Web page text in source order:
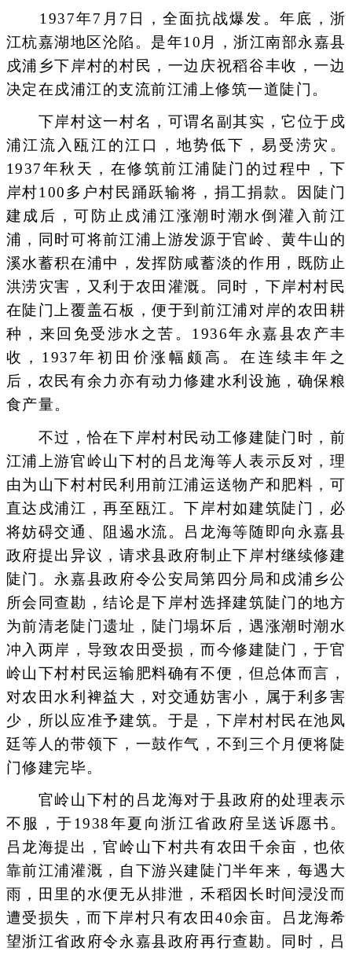
1937年7月7日，全面抗战爆发。年底，浙
江杭嘉湖地区沦陷。是年10月，浙江南部永嘉县
戍浦乡下岸村的村民，一边庆祝稻谷丰收，一边
决定在戍浦江的支流前江浦上修筑一道陡门。
下岸村这一村名，可谓名副其实，它位于戍
浦江流入瓯江的江口，地势低下，易受涝灾。
1937年秋天，在修筑前江浦陡门的过程中，下
岸村100多户村民踊跃输将，捐工捐款。因陡门
建成后，可防止戍浦江涨潮时潮水倒灌入前江
浦，同时可将前江浦上游发源于官岭、黄牛山的
溪水蓄积在浦中，发挥防咸蓄淡的作用，既防止
洪涝灾害，又利于农田灌溉。同时，下岸村村民
在陡门上覆盖石板，便于到前江浦对岸的农田耕
种，来回免受涉水之苦。1936年永嘉县农产丰
收，1937年初田价涨幅颇高。在连续丰年之
后，农民有余力亦有动力修建水利设施，确保粮
食产量。
不过，恰在下岸村村民动工修建陡门时，前
江浦上游官岭山下村的吕龙海等人表示反对，理
由为山下村村民利用前江浦运送物产和肥料，可
直达戍浦江，再至瓯江。下岸村如建筑陡门，必
将妨碍交通、阻遏水流。吕龙海等随即向永嘉县
政府提出异议，请求县政府制止下岸村继续修建
陡门。永嘉县政府令公安局第四分局和戍浦乡公
所会同查勘，结论是下岸村选择建筑陡门的地方
为前清老陡门遗址，陡门塌坏后，遇涨潮时潮水
冲入两岸，导致农田受损，而今修建陡门，于官
岭山下村村民运输肥料确有不便，但总体而言，
对农田水利裨益大，对交通妨害小，属于利多害
少，所以应准予建筑。于是，下岸村村民在池凤
廷等人的带领下，一鼓作气，不到三个月便将陡
门修建完毕。
官岭山下村的吕龙海对于县政府的处理表示
不服，于1938年夏向浙江省政府呈送诉愿书。
吕龙海提出，官岭山下村共有农田千余亩，也依
靠前江浦灌溉，自下游兴建陡门半年来，每遇大
雨，田里的水便无从排泄，禾稻因长时间浸没而
遭受损失，而下岸村只有农田40余亩。吕龙海希
望浙江省政府令永嘉县政府再行查勘。同时，吕